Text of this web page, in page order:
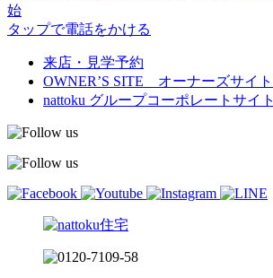
始
タップで電話をかける
来店・見学予約
OWNER’S SITE オーナーズサイト
nattoku グループコーポレートサイト